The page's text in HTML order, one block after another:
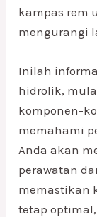
kampas rem
mengurangi
Inilah
hidrolik,
komponen-
memahami
Anda akan
perawatan
memastikan
tetap